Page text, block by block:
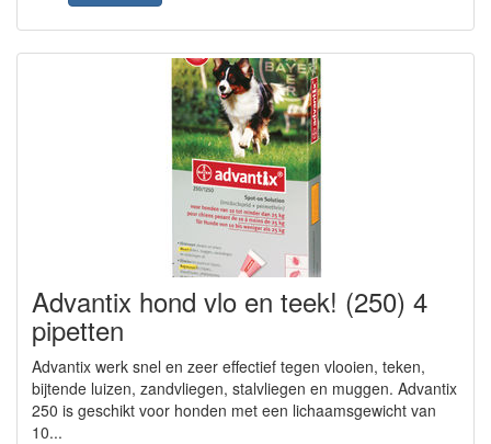
Advantix hond vlo en teek! (250) 4
pipetten
Advantix werk snel en zeer effectief tegen vlooien, teken,
bijtende luizen, zandvliegen, stalvliegen en muggen. Advantix
250 is geschikt voor honden met een lichaamsgewicht van
10...